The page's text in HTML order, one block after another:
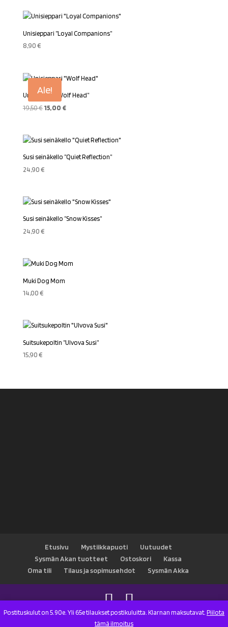
Postituskulut on 5.90e. Yli 65e tilaukset postikuluitta. Klarnan maksutavat. Piilota
tämä ilmoitus
Unisieppari ”Loyal Companions”
8,90€
Ale!
Unisieppari ”Wolf Head”
19,50€ Alkuperäinen
19,50 €.
15,00 €Nykyinen
15,00 €.
Susi seinäkello ”Quiet Reflection”
24,90€
Susi seinäkello ”Snow Kisses”
24,90€
Muki Dog Mom
14,00€
Suitsukepoltin ”Ulvova Susi”
15,90€
Etusivu Mystiikkapuoti
Uutuudet
Sysmän Akan tuotteet
Ostoskori
Kassa
Oma tili
Tilaus ja sopimusehdot Sysmän Akka
Designed by Elegant Themes| Powered byWordPress